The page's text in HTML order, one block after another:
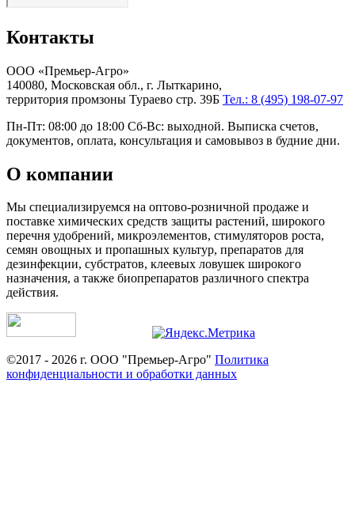
Контакты
ООО «Премьер-Агро»
140080, Московская обл., г. Лыткарино,
территория промзоны Тураево стр. 39Б Тел.: 8 (495) 198-07-97
Пн-Пт: 08:00 до 18:00 Сб-Вс: выходной. Выписка счетов,
документов, оплата, консультация и самовывоз в будние дни.
О компании
Мы специализируемся на оптово-розничной продаже и
поставке химических средств защиты растений, широкого
перечня удобрений, микроэлементов, стимуляторов роста,
семян овощных и пропашных культур, препаратов для
дезинфекции, субстратов, клеевых ловушек широкого
назначения, а также биопрепаратов различного спектра
действия.
©2017 - 2026 г. ООО "Премьер-Агро" Политика
конфиденциальности и обработки данных